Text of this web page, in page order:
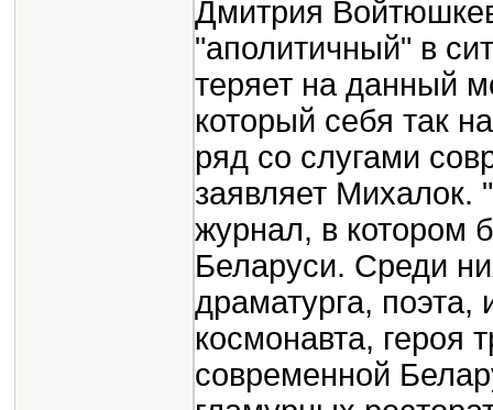
Дмитрия
"аполитичный" в
теряет на данный
который себя так
ряд со слугами
заявляет
журнал, в котором
Беларуси. Среди
драматурга, поэта,
космонавта, героя
современной